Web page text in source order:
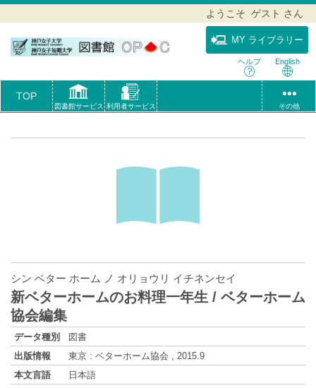
ようこそ ゲスト さん
MY ライブラリー
ヘルプ English
TOP
図書館サービス 利用者サービス その他
シン ベター ホーム ノ オリョウリ イチネンセイ
新ベターホームのお料理一年生 / ベターホーム
協会編集
データ種別
図書
出版情報
東京 : ベターホーム協会 , 2015.9
本文言語
日本語